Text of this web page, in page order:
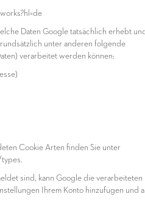
Daten Google tatsächlich erhebt
unter anderen folgende
verarbeitet werden können:
Cookie Arten finden Sie unter
sind, kann Google die verarbeiteten
Ihrem Konto hinzufügen und